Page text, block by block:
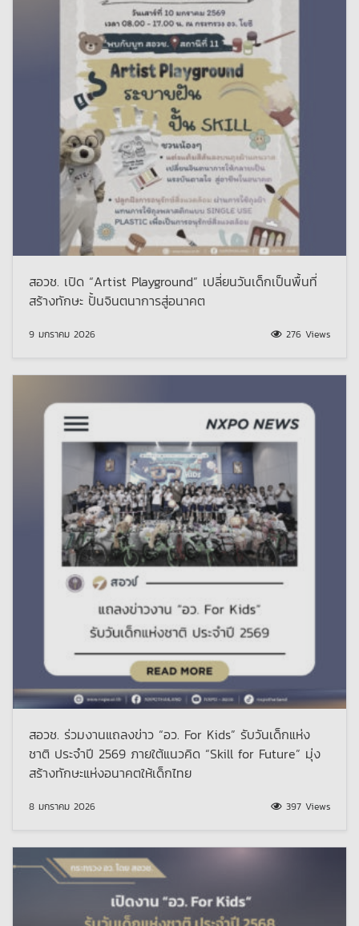
สอวช. เปิด “Artist Playground” เปลี่ยนวันเด็กเป็นพื้นที่
สร้างทักษะ ปั้นจินตนาการสู่อนาคต
9 มกราคม 2026 276 Views
สอวช. ร่วมงานแถลงข่าว “อว. For Kids” รับวันเด็กแห่ง
ชาติ ประจำปี 2569 ภายใต้แนวคิด “Skill for Future” มุ่ง
สร้างทักษะแห่งอนาคตให้เด็กไทย
8 มกราคม 2026 397 Views